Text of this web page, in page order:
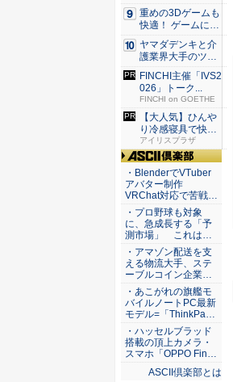
重めの3Dゲームも
快適！ ゲームに強
いH...
ヤマダデンキと介
護業界大手のツク
イが協業...
FINCHI主催「IVS2
026」トーク...
FINCHI on GOETHE
【大人気】ひんや
り冷感寝具で快適
な睡眠を...
アイリスプラザ
ASCII倶楽部
・BlenderでVTuber
アバター制作
VRChat対応で苦戦…
・プロ野球も対象
に、急成長する「予
測市場」 これは…
・アマゾン配送を支
える物流大手、ステ
ーブルコイン企業…
・あこがれの旗艦モ
バイルノートPC最新
モデル=「ThinkPa…
・ハッセルブラッド
搭載の頂上カメラ・
スマホ「OPPO Fin…
ASCII倶楽部とは